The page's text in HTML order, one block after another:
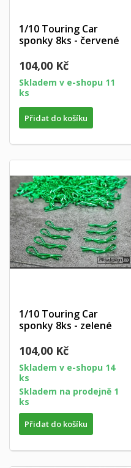
1/10 Touring Car
sponky 8ks - červené
104,00 Kč
Skladem v e-shopu 11
ks
Přidat do košíku
1/10 Touring Car
sponky 8ks - zelené
104,00 Kč
Skladem v e-shopu 14
ks
Skladem na prodejně 1
ks
Přidat do košíku